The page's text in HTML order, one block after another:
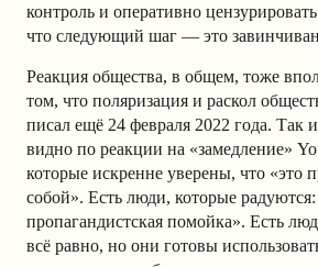
контроль и оперативно
что следующий шаг — это
Реакция общества, в общем, тоже
том, что поляризация и раскол
писал ещё 24 февраля 2022 года. Так
видно по реакции на «замедление»
которые искренне уверены, что «это
собой». Есть люди, которые
пропагандистская помойка». Есть
всё равно, но они готовы